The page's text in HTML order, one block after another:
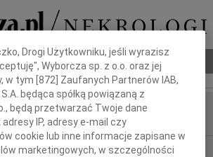
Poradnik pogrzebowy
Łódź
Drogi Użytkowniku, jeśli wyrazisz
Wyborcza sp. z o.o. oraz jej
w tym [872 ] Zaufanych Partnerów IAB,
będąca spółką powiązaną z
będą przetwarzać Twoje dane
IP, adresy e-mail czy
cookie lub inne informacje zapisane w
marketingowych, w szczególności